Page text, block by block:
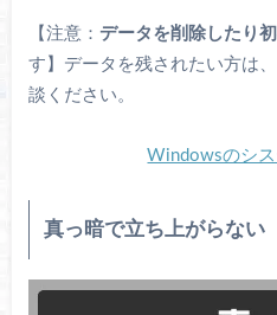
【注意： データを削除したり
す】データを残されたい方は
談ください。
Windowsのシ
真っ暗で立ち上がらない